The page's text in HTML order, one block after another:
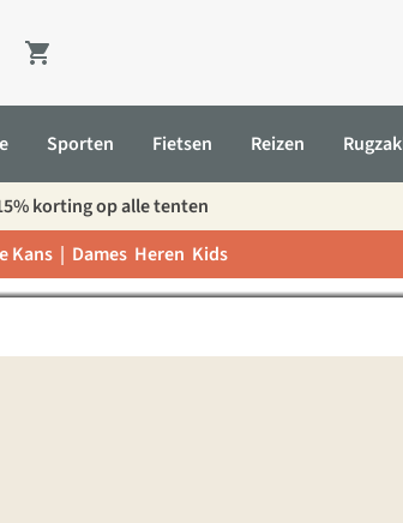
Shopping cart
Sporten Fietsen Reizen
korting op alle tenten
Kans | Dames Heren Kids